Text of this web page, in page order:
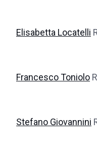
Elisabetta Locatelli
Francesco Toniolo
Stefano Giovannini